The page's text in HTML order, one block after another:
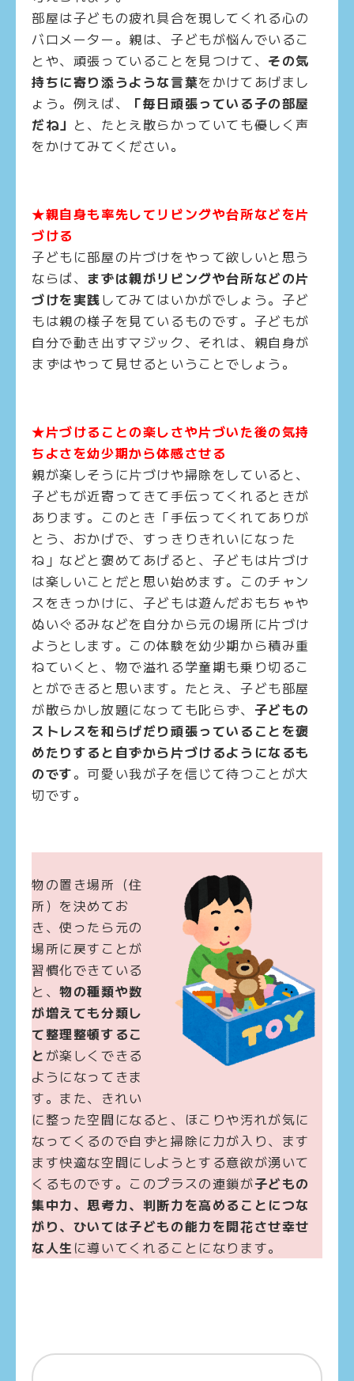
部屋は子どもの疲れ具合を現してくれる心の
バロメーター。親は、子どもが悩んでいるこ
とや、頑張っていることを見つけて、 その気
持ちに寄り添うような言葉をかけてあげまし
ょう。例えば、
「毎日頑張っている子の部屋
だね」 と、たとえ散らかっていても優しく声
をかけてみてください。
★親自身も率先してリビングや台所などを片
づける
子どもに部屋の片づけをやって欲しいと思う
ならば、 まずは親がリビングや台所などの片
づけを実践してみてはいかがでしょう。子ど
もは親の様子を見ているものです。子どもが
自分で動き出すマジック、それは、親自身が
まずはやって見せるということでしょう。
★片づけることの楽しさや片づいた後の気持
ちよさを幼少期から体感させる
親が楽しそうに片づけや掃除をしていると、
子どもが近寄ってきて手伝ってくれるときが
あります。このとき「手伝ってくれてありが
とう、おかげで、すっきりきれいになった
ね」などと褒めてあげると、子どもは片づけ
は楽しいことだと思い始めます。このチャン
スをきっかけに、子どもは遊んだおもちゃや
ぬいぐるみなどを自分から元の場所に片づけ
ようとします。この体験を幼少期から積み重
ねていくと、物で溢れる学童期も乗り切るこ
とができると思います。たとえ、子ども部屋
が散らかし放題になっても叱らず、 子どもの
ストレスを和らげだり頑張っていることを褒
めたりすると自ずから片づけるようになるも
のです。可愛い我が子を信じて待つことが大
切です。
物の置き場所（住
所）を決めてお
き、使ったら元の
場所に戻すことが
習慣化できている
と、物の種類や数
が増えても分類し
て整理整頓するこ
とが楽しくできる
ようになってきま
す。また、きれい
に整った空間になると、ほこりや汚れが気に
なってくるので自ずと掃除に力が入り、ます
ます快適な空間にしようとする意欲が湧いて
くるものです。このプラスの連鎖が子どもの
集中力、思考力、判断力を高めることにつな
がり、ひいては子どもの能力を開花させ幸せ
な人生 に導いてくれることになります。